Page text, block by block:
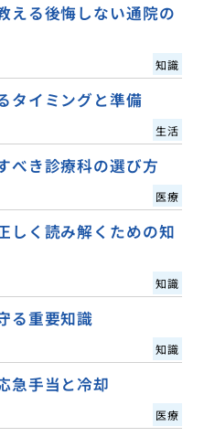
える後悔しない通院の
知識
タイミングと準備
生活
べき診療科の選び方
医療
しく読み解くための知
知識
る重要知識
知識
急手当と冷却
医療